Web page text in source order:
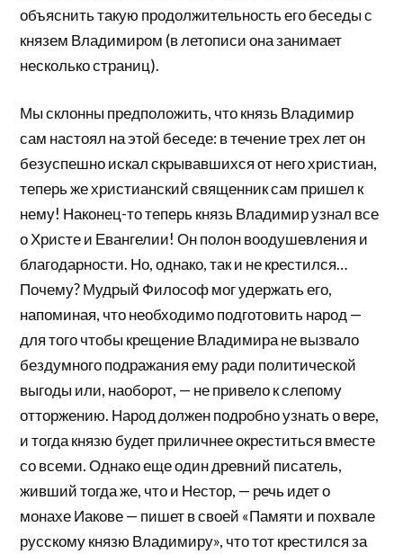
объяснить такую продолжительность его беседы с
князем Владимиром (в летописи она занимает
несколько страниц).
Мы склонны предположить, что князь Владимир
сам настоял на этой беседе: в течение трех лет он
безуспешно искал скрывавшихся от него христиан,
теперь же христианский священник сам пришел к
нему! Наконец-то теперь князь Владимир узнал все
о Христе и Евангелии! Он полон воодушевления и
благодарности. Но, однако, так и не крестился…
Почему? Мудрый Философ мог удержать его,
напоминая, что необходимо подготовить народ —
для того чтобы крещение Владимира не вызвало
бездумного подражания ему ради политической
выгоды или, наоборот, — не привело к слепому
отторжению. Народ должен подробно узнать о вере,
и тогда князю будет приличнее окреститься вместе
со всеми. Однако еще один древний писатель,
живший тогда же, что и Нестор, — речь идет о
монахе Иакове — пишет в своей «Памяти и похвале
русскому князю Владимиру», что тот крестился за